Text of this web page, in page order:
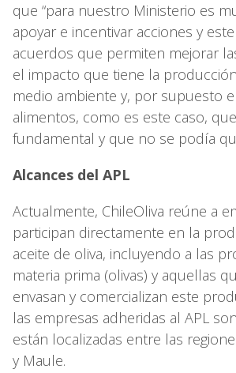
que “para nuestro Ministerio es
apoyar e incentivar acciones y
acuerdos que permiten mejorar
el impacto que tiene la
medio ambiente y, por supuesto
alimentos, como es este caso,
fundamental y que no se podía
Alcances del APL
Actualmente, ChileOliva reúne a
participan directamente en la
aceite de oliva, incluyendo a las
materia prima (olivas) y aquellas
envasan y comercializan este
las empresas adheridas al APL
están localizadas entre las
y Maule.